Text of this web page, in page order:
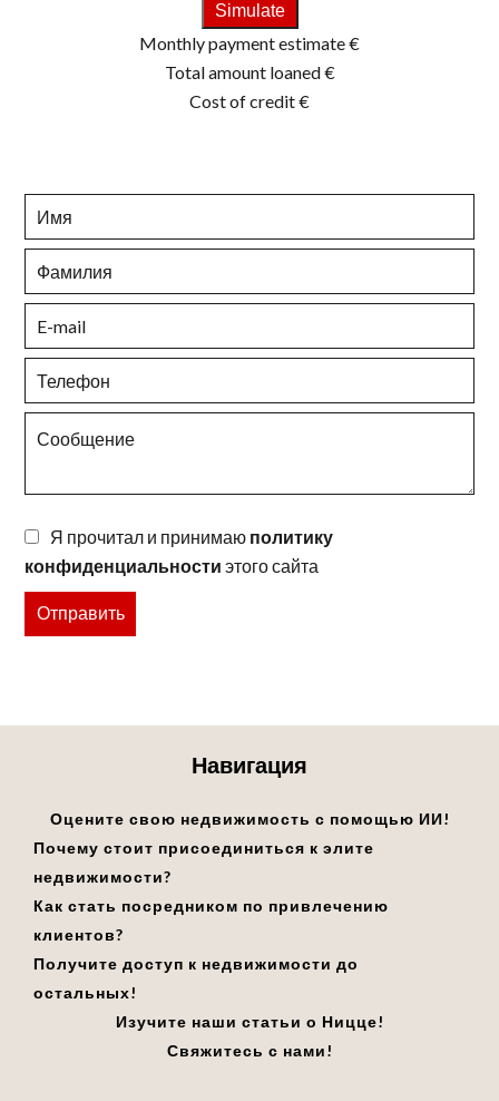
Simulate
Monthly payment estimate€
Total amount loaned€
Cost of credit€
Я прочитал и принимаю политику
конфиденциальности этого сайта
Отправить
Навигация
Оцените свою недвижимость с помощью ИИ!
Почему стоит присоединиться к элите
недвижимости?
Как стать посредником по привлечению
клиентов?
Получите доступ к недвижимости до
остальных!
Изучите наши статьи о Ницце!
Свяжитесь с нами!